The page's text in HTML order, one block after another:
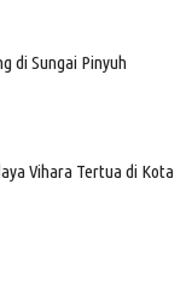
di Sungai Pinyuh
Vihara Tertua di Kota